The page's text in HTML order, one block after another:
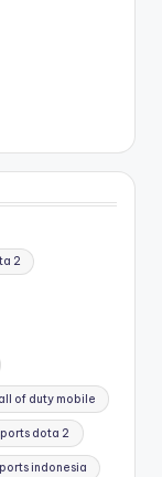
2
of duty mobile
dota 2
indonesia